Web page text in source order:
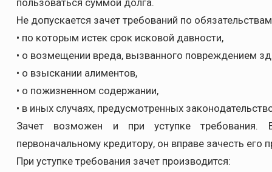
пользоваться суммой долга.
Не допускается зачет требований по
• по которым истек срок исковой давности,
• о возмещении вреда, вызванного повреждением
• о взыскании алиментов,
• о пожизненном содержании,
• в иных случаях, предусмотренных
Зачет возможен и при уступке требования.
первоначальному кредитору, он вправе зачесть
При уступке требования зачет производится: